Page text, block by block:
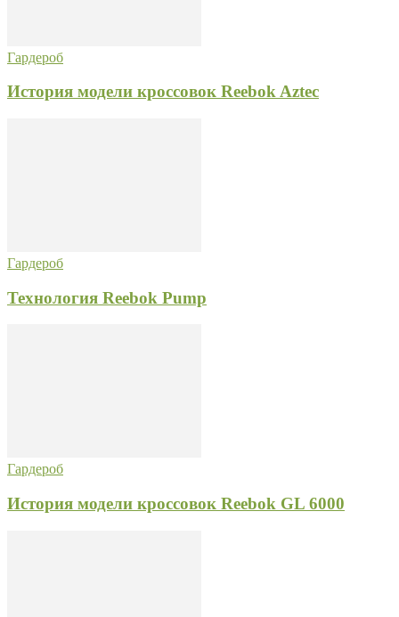
Гардероб
История модели кроссовок Reebok Aztec
Гардероб
Технология Reebok Pump
Гардероб
История модели кроссовок Reebok GL 6000